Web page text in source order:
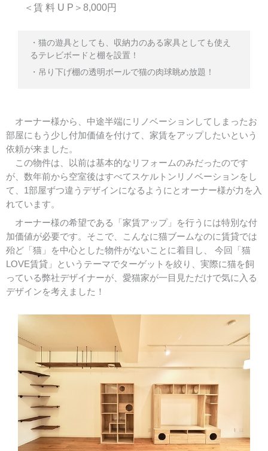
＜賃 料 U P＞8,000円
・猫の遊具としても、収納力のある家具としても使え
るテレビボードと棚を設置！
・吊り下げ棚の透明ボールで猫の肉球眺め放題！
オーナー様から、中途半端にリノベーションしてしまったお
部屋にもう少し付加価値を付けて、家賃をアップしたいという
依頼が来ました。
この物件は、以前は基本的なリフォームのみだったのです
が、数年前から空室後はすべてスケルトンリノベーションをし
て、1部屋ずつ違うデザインになるようにとオーナー様が力を入
れています。
オーナー様の希望である「家賃アップ」を行うには特別な付
加価値が必要です。そこで、こんなに猫ブームなのに賃貸では
殆ど「猫」を中心とした物件がないことに着目し、 今回「猫
LOVE賃貸」というテーマでターゲットを絞り、実際に猫を飼
っている弊社デザイナーが、愛猫家が一目見ただけで気に入る
デザインを考えました！